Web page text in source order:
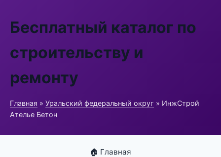
Бесплатный каталог по
строительству и
ремонту
Главная » Уральский федеральный округ » ИнжСтрой
Ателье Бетон
🏠 Главная